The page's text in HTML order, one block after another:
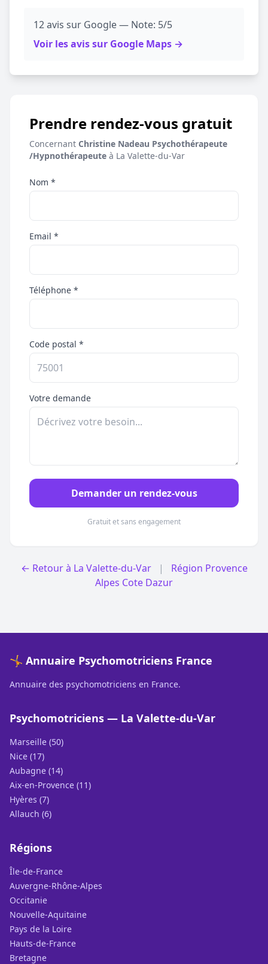
12 avis sur Google — Note: 5/5
Voir les avis sur Google Maps →
Prendre rendez-vous gratuit
Concernant Christine Nadeau Psychothérapeute
/Hypnothérapeute à La Valette-du-Var
Nom *
Email *
Téléphone *
Code postal *
Votre demande
Demander un rendez-vous
Gratuit et sans engagement
← Retour à La Valette-du-Var |
Région Provence
Alpes Cote Dazur
🤸 Annuaire Psychomotriciens France
Annuaire des psychomotriciens en France.
Psychomotriciens — La Valette-du-Var
Marseille (50)
Nice (17)
Aubagne (14)
Aix-en-Provence (11)
Hyères (7)
Allauch (6)
Régions
Île-de-France
Auvergne-Rhône-Alpes
Occitanie
Nouvelle-Aquitaine
Pays de la Loire
Hauts-de-France
Bretagne